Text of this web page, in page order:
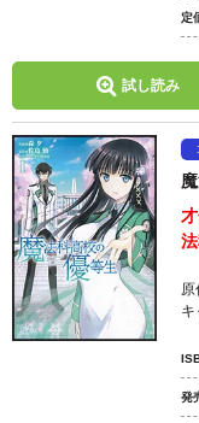
定
試し読み
原
キ
発